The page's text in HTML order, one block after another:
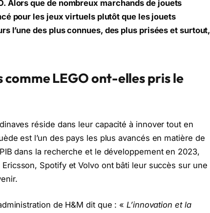
Alors que de nombreux marchands de jouets
pour les jeux virtuels plutôt que les jouets
l’une des plus connues, des plus prisées et surtout,
LEGO ont-elles pris le
réside dans leur capacité à innover tout en
est l’un des pays les plus avancés en matière de
dans la recherche et le développement en 2023,
Spotify et Volvo ont bâti leur succès sur une
de H&M dit que : «L’innovation et la